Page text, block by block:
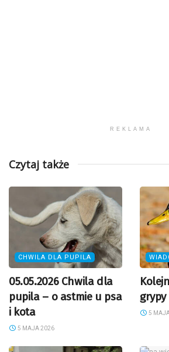
REKLAMA
Czytaj także
CHWILA DLA PUPILA
05.05.2026 Chwila dla
pupila – o astmie u psa
i kota
5 MAJA 2026
5